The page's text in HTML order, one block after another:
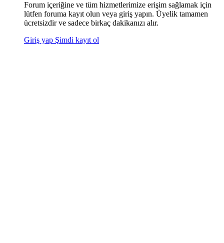
Forum içeriğine ve tüm hizmetlerimize erişim sağlamak için
lütfen foruma kayıt olun veya giriş yapın. Üyelik tamamen
ücretsizdir ve sadece birkaç dakikanızı alır.
Giriş yap Şimdi kayıt ol